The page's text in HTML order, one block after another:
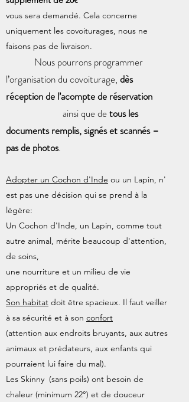
vous sera demandé. Cela concerne
uniquement les covoiturages, nous ne
faisons pas de livraison.
Nous pourrons programmer
l’organisation du covoiturage, dès
réception de l’acompte de réservation
ainsi que detous les
documents remplis, signés et scannés –
pas de photos.
Adopter un Cochon d'Inde ou un Lapin, n'
est pas une décision qui se prend à la
légère:
Un Cochon d'Inde, un Lapin, comme tout
autre animal, mérite beaucoup d'attention,
de soins,
une nourriture et un milieu de vie
appropriés et de qualité.
Son habitat doit être spacieux. Il faut veiller
à sa sécurité et à son confort
(attention aux endroits bruyants, aux autres
animaux et prédateurs, aux enfants qui
pourraient lui faire du mal).
Les Skinny (sans poils) ont besoin de
chaleur (minimum 22°) et de douceur